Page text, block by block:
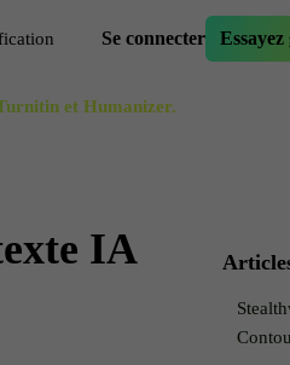
une dissertation
de phrases
d'essai
de paraphrase
Se connecter
et Humanizer.
IA